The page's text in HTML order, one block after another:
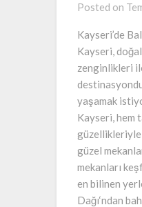
Posted on
Kayseri’de
Kayseri,
zenginlikleri
yaşamak
Kayseri, hem
güzellikleriyle
güzel
mekanları
en bilinen
Dağı‘ndan